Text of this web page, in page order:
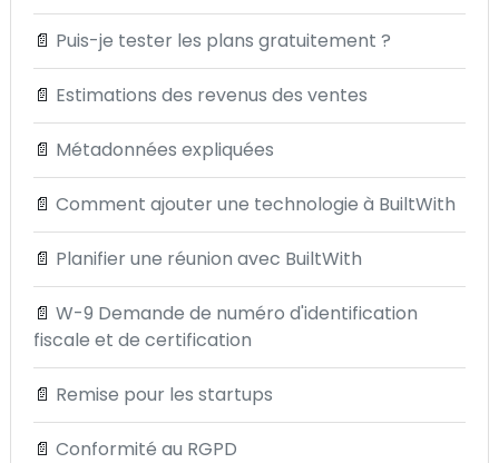
📄 Puis-je tester les plans gratuitement ?
📄 Estimations des revenus des ventes
📄 Métadonnées expliquées
📄 Comment ajouter une technologie à BuiltWith
📄 Planifier une réunion avec BuiltWith
📄 W-9 Demande de numéro d'identification
fiscale et de certification
📄 Remise pour les startups
📄 Conformité au RGPD